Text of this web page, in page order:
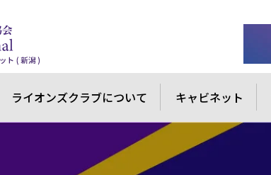
ライオンズクラブについて キャビネット